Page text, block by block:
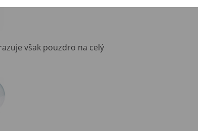
však pouzdro na celý